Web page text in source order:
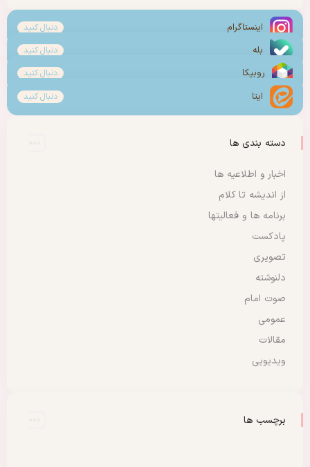
اینستاگرام دنبال کنید
بله دنبال کنید
روبیکا دنبال کنید
ایتا دنبال کنید
دسته بندی ها
اخبار و اطلاعیه ها
از اندیشه تا کلام
برنامه ها و فعالیتها
پادکست
تصویری
دلنوشته
صوت امام
عمومی
مقالات
ویدیویی
برچسب ها